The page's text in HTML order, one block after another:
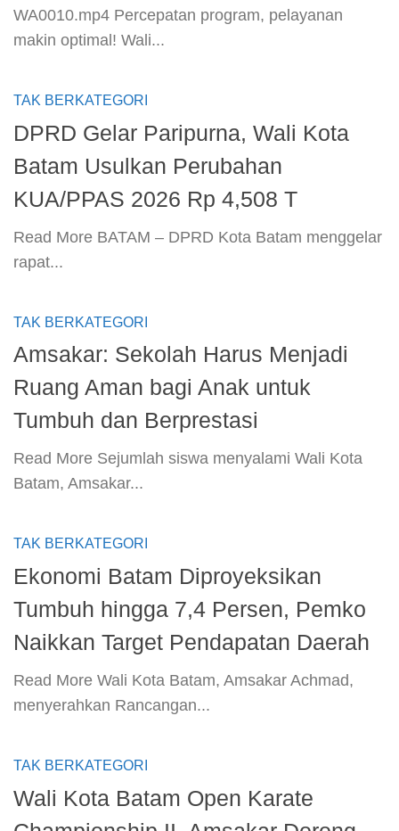
WA0010.mp4 Percepatan program, pelayanan
makin optimal! Wali...
TAK BERKATEGORI
DPRD Gelar Paripurna, Wali Kota
Batam Usulkan Perubahan
KUA/PPAS 2026 Rp 4,508 T
​Read More​ BATAM – DPRD Kota Batam menggelar
rapat...
TAK BERKATEGORI
Amsakar: Sekolah Harus Menjadi
Ruang Aman bagi Anak untuk
Tumbuh dan Berprestasi
​Read More​ Sejumlah siswa menyalami Wali Kota
Batam, Amsakar...
TAK BERKATEGORI
Ekonomi Batam Diproyeksikan
Tumbuh hingga 7,4 Persen, Pemko
Naikkan Target Pendapatan Daerah
​Read More​ Wali Kota Batam, Amsakar Achmad,
menyerahkan Rancangan...
TAK BERKATEGORI
Wali Kota Batam Open Karate